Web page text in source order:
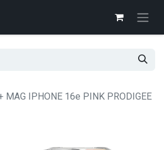
MAG IPHONE 16e PINK PRODIGEE